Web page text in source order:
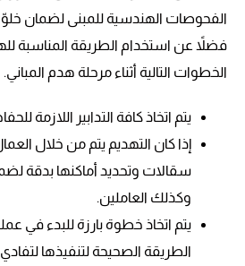
الفحوصات الهندسية للمبنى لضمان
فضلاً عن استخدام الطريقة المناسبة
الخطوات التالية أثناء مرحلة هدم المباني.
يتم اتخاذ كافة التدابير اللازمة
إذا كان التهديم يتم من خلال
سقالات وتحديد أماكنها بدقة
وكذلك العاملين.
يتم اتخاذ خطوة بارزة للبدء في
الطريقة الصحيحة لتنفيذها